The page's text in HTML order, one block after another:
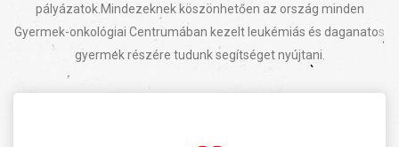
pályázatok. Mindezeknek köszönhetően az ország minden
Gyermek-onkológiai Centrumában kezelt leukémiás és daganatos
gyermek részére tudunk segítséget nyújtani.